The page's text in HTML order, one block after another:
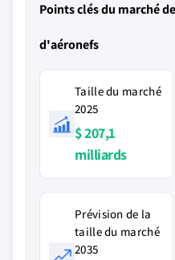
Points clés du marché
d'aéronefs
Taille du marché
2025
$ 207,1
milliards
Prévision de la
taille du marché
2035